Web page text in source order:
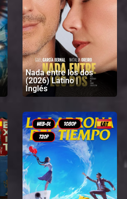
Nada entre los dos
(2026) Latino |
Inglés